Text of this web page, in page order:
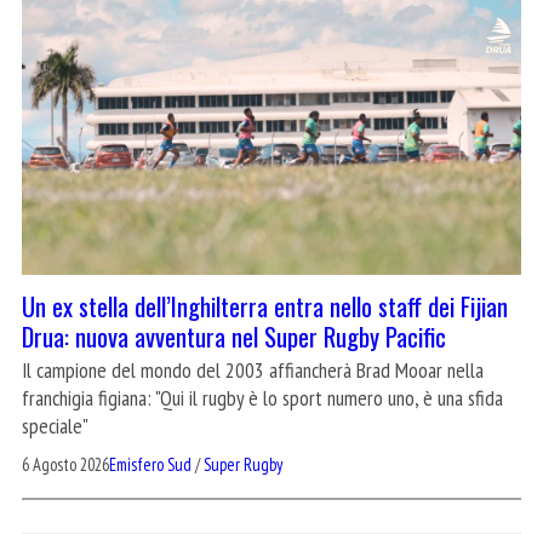
Un ex stella dell’Inghilterra entra nello staff dei Fijian
Drua: nuova avventura nel Super Rugby Pacific
Il campione del mondo del 2003 affiancherà Brad Mooar nella
franchigia figiana: "Qui il rugby è lo sport numero uno, è una sfida
speciale"
6 Agosto 2026Emisfero Sud /Super Rugby